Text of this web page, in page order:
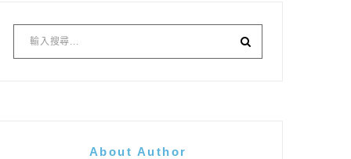
About Author